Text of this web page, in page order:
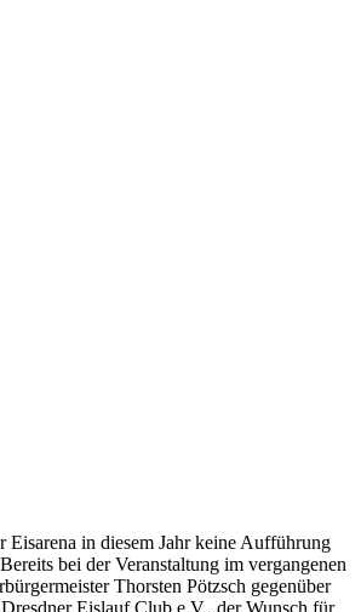
Eisarena in diesem Jahr keine Aufführung
bei der Veranstaltung im vergangenen
Thorsten Pötzsch gegenüber
Eislauf Club e.V., der Wunsch für